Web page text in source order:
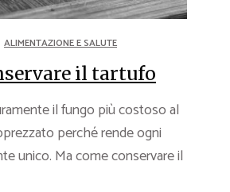
ALIMENTAZIONE E SALUTE
il tartufo
il fungo più costoso al
perché rende ogni
unico. Ma come conservare il